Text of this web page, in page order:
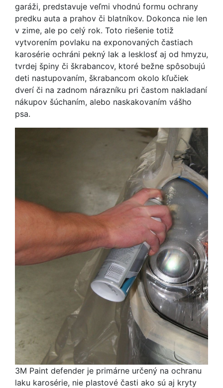
garáži, predstavuje veľmi vhodnú formu ochrany
predku auta a prahov či blatníkov. Dokonca nie len
v zime, ale po celý rok. Toto riešenie totiž
vytvorením povlaku na exponovaných častiach
karosérie ochráni pekný lak a lesklosť aj od hmyzu,
tvrdej špiny či škrabancov, ktoré bežne spôsobujú
deti nastupovaním, škrabancom okolo kľučiek
dverí či na zadnom nárazníku pri častom nakladaní
nákupov šúchaním, alebo naskakovaním vášho
psa.
3M Paint defender je primárne určený na ochranu
laku karosérie, nie plastové časti ako sú aj kryty